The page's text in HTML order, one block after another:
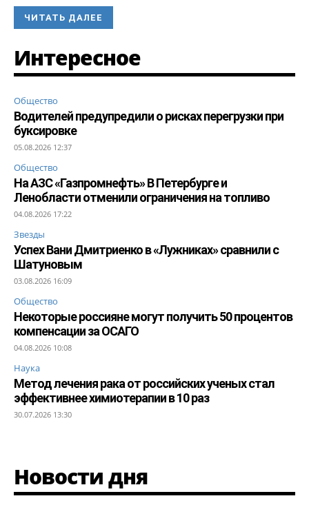
ЧИТАТЬ ДАЛЕЕ
Интересное
Общество
Водителей предупредили о рисках перегрузки при
буксировке
05.08.2026 12:37
Общество
На АЗС «Газпромнефть» В Петербурге и
Ленобласти отменили ограничения на топливо
04.08.2026 17:22
Звезды
Успех Вани Дмитриенко в «Лужниках» сравнили с
Шатуновым
03.08.2026 16:09
Общество
Некоторые россияне могут получить 50 процентов
компенсации за ОСАГО
04.08.2026 10:08
Наука
Метод лечения рака от российских ученых стал
эффективнее химиотерапии в 10 раз
30.07.2026 13:30
Новости дня